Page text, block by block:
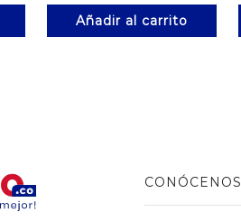
Añadir al carrito
CONÓCENOS